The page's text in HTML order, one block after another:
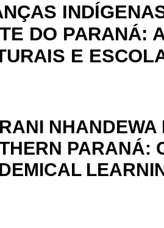
DO PARANÁ:
E
NHANDEWA
PARANÁ: